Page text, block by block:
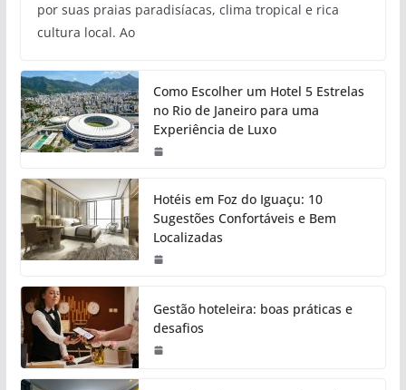
por suas praias paradisíacas, clima tropical e rica
cultura local. Ao
Como Escolher um Hotel 5 Estrelas
no Rio de Janeiro para uma
Experiência de Luxo
Hotéis em Foz do Iguaçu: 10
Sugestões Confortáveis e Bem
Localizadas
Gestão hoteleira: boas práticas e
desafios